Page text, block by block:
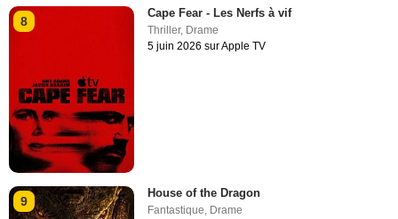
8
Cape Fear - Les Nerfs à vif
Thriller, Drame
5 juin 2026 sur Apple TV
9
House of the Dragon
Fantastique, Drame